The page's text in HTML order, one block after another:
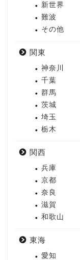
新世界
難波
その他
関東
神奈川
千葉
群馬
茨城
埼玉
栃木
関西
兵庫
京都
奈良
滋賀
和歌山
東海
愛知